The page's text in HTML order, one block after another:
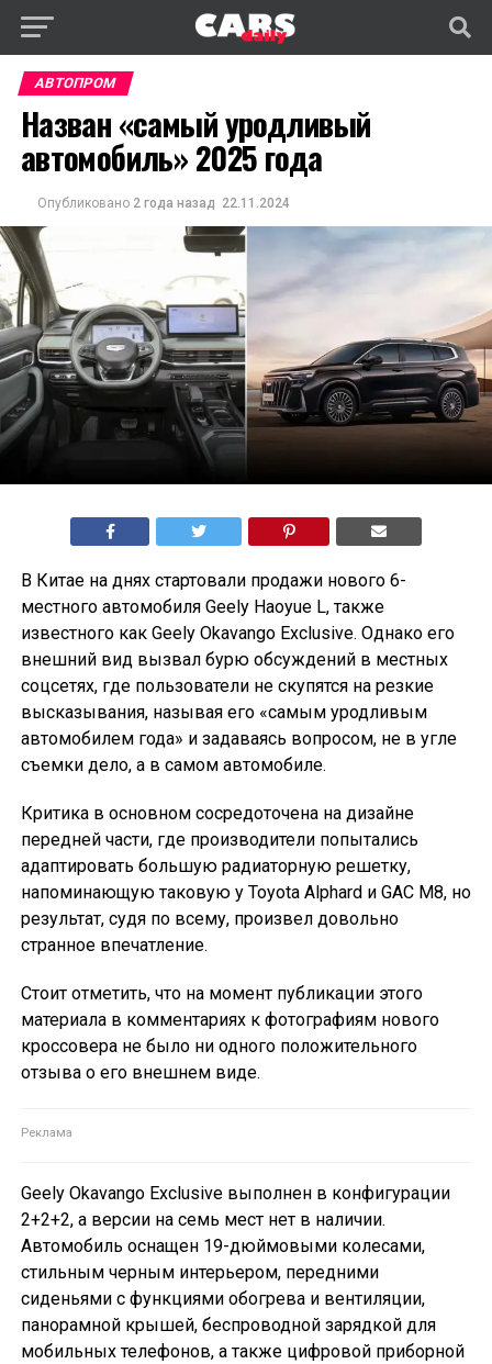
АВТОПРОМ
Назван «самый уродливый
автомобиль» 2025 года
Опубликовано 2 года назад 22.11.2024
В Китае на днях стартовали продажи нового 6-
местного автомобиля Geely Haoyue L, также
известного как Geely Okavango Exclusive. Однако его
внешний вид вызвал бурю обсуждений в местных
соцсетях, где пользователи не скупятся на резкие
высказывания, называя его «самым уродливым
автомобилем года» и задаваясь вопросом, не в угле
съемки дело, а в самом автомобиле.
Критика в основном сосредоточена на дизайне
передней части, где производители попытались
адаптировать большую радиаторную решетку,
напоминающую таковую у Toyota Alphard и GAC M8, но
результат, судя по всему, произвел довольно
странное впечатление.
Стоит отметить, что на момент публикации этого
материала в комментариях к фотографиям нового
кроссовера не было ни одного положительного
отзыва о его внешнем виде.
Geely Okavango Exclusive выполнен в конфигурации
2+2+2, а версии на семь мест нет в наличии.
Автомобиль оснащен 19-дюймовыми колесами,
стильным черным интерьером, передними
сиденьями с функциями обогрева и вентиляции,
панорамной крышей, беспроводной зарядкой для
мобильных телефонов, а также цифровой приборной